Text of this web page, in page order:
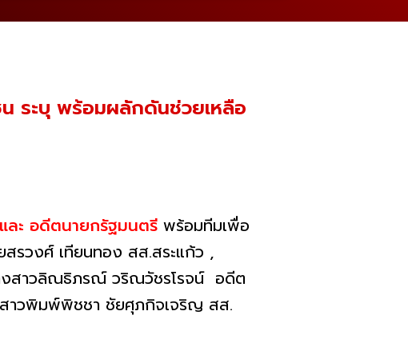
ระบุ พร้อมผลักดันช่วยเหลือ
ละ อดีตนายกรัฐมนตรี พร้อมทีมเพื่อ
รวงศ์ เทียนทอง สส.สระแก้ว ,
างสาวลิณธิภรณ์ วริณวัชรโรจน์ อดีต
สาวพิมพ์พิชชา ชัยศุภกิจเจริญ สส.